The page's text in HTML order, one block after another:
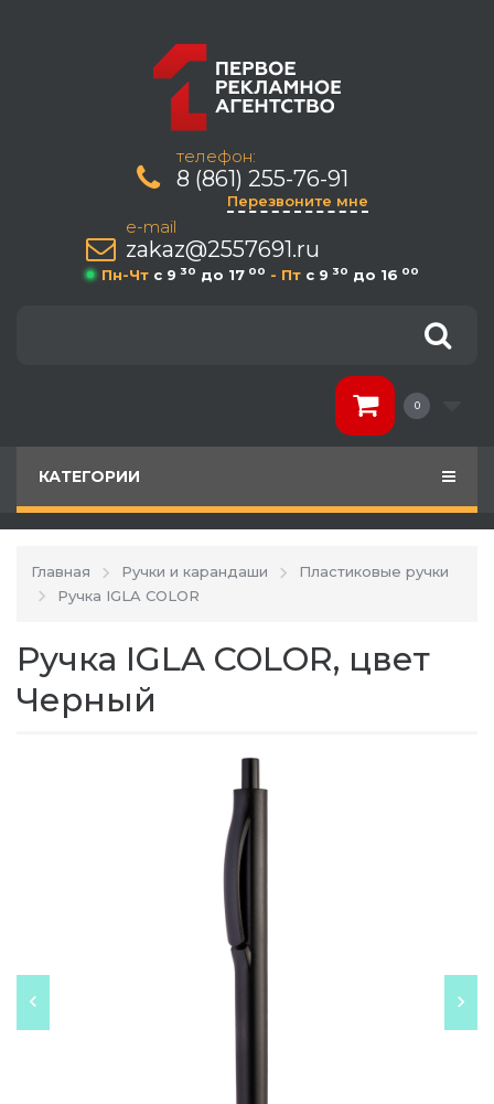
телефон:
8 (861) 255-76-91
Перезвоните мне
e-mail
zakaz@2557691.ru
Пн-Чт c 9 30 до 17 00 - Пт c 9 30 до 16 00
0
КАТЕГОРИИ
Главная Ручки и карандаши
Пластиковые ручки
Ручка IGLA COLOR
Ручка IGLA COLOR, цвет
Черный